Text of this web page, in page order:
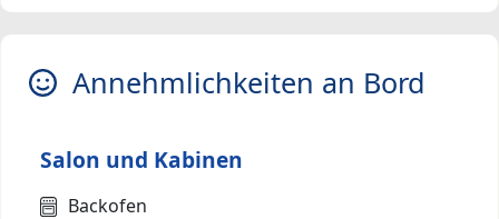
Annehmlichkeiten an Bord
Salon und Kabinen
Backofen